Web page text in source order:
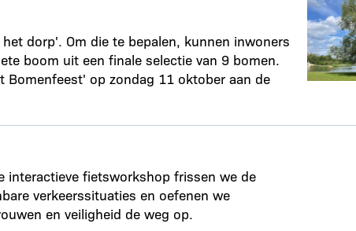
dorp'. Om die te bepalen, kunnen inwoners
boom uit een finale selectie van 9 bomen.
op zondag 11 oktober aan de
interactieve fietsworkshop frissen we de
verkeerssituaties en oefenen we
en veiligheid de weg op.